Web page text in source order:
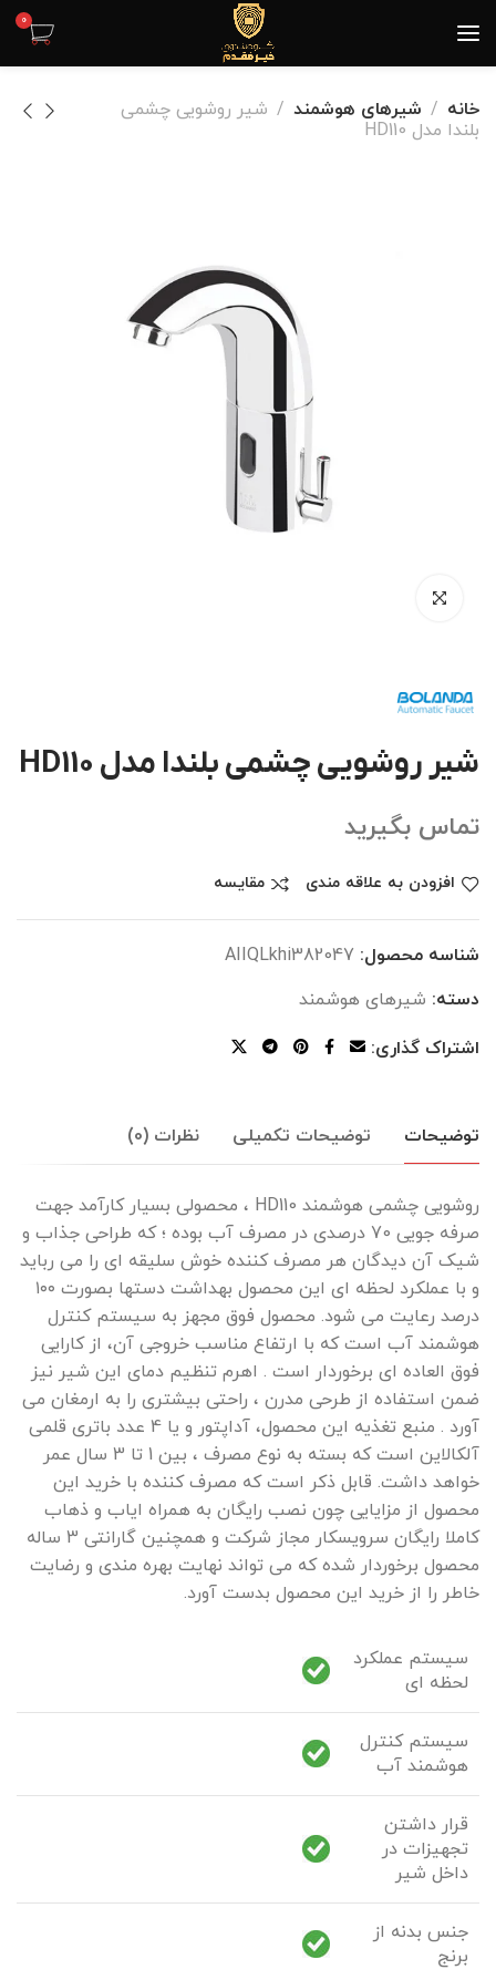
0
خانه شیرهای هوشمند
شیر روشویی چشمی
بلندا مدل HD110
شیر روشویی چشمی بلندا مدل HD110
تماس بگیرید
افزودن به علاقه مندی مقایسه
شناسه محصول: AIIQLkhi382047
دسته: شیرهای هوشمند
اشتراک گذاری:
توضیحات توضیحات تکمیلی نظرات (0)
روشویی چشمی هوشمند HD110 ، محصولی بسیار کارآمد جهت
صرفه جویی 70 درصدی در مصرف آب بوده ؛ که طراحی جذاب و
شیک آن دیدگان هر مصرف کننده خوش سلیقه ای را می رباید
و با عملکرد لحظه ای این محصول بهداشت دستها بصورت ۱۰۰
درصد رعایت می شود. محصول فوق مجهز به سیستم کنترل
هوشمند آب است که با ارتفاع مناسب خروجی آن، از کارایی
فوق العاده ای برخوردار است . اهرم تنظیم دمای این شیر نیز
ضمن استفاده از طرحی مدرن ، راحتی بیشتری را به ارمغان می
آورد . منبع تغذیه این محصول، آداپتور و یا 4 عدد باتری قلمی
آلکالاین است که بسته به نوع مصرف ، بین 1 تا 3 سال عمر
خواهد داشت. قابل ذکر است که مصرف کننده با خرید این
محصول از مزایایی چون نصب رایگان به همراه ایاب و ذهاب
کاملا رایگان سرویسکار مجاز شرکت و همچنین گارانتی 3 ساله
محصول برخوردار شده که می تواند نهایت بهره مندی و رضایت
خاطر را از خرید این محصول بدست آورد.
سیستم عملکرد
لحظه ای
سیستم کنترل
هوشمند آب
قرار داشتن
تجهیزات در
داخل شیر
جنس بدنه از
برنج